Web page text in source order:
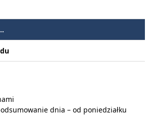
dnia – od poniedziałku